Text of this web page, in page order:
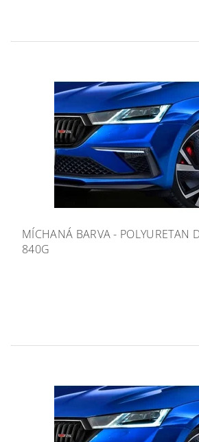
MÍCHANÁ BARVA - POLYURETAN
840G